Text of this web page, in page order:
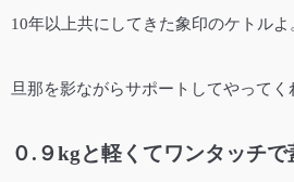
10年以上共にしてきた象印のケトルよ
旦那を影ながらサポートしてやってく
０.９kgと軽くてワンタッチ